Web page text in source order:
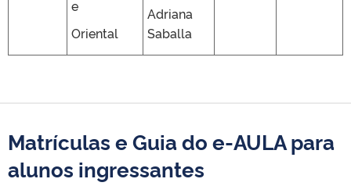
e
Oriental
Adriana
Saballa
Matrículas e Guia do e-AULA para
alunos ingressantes